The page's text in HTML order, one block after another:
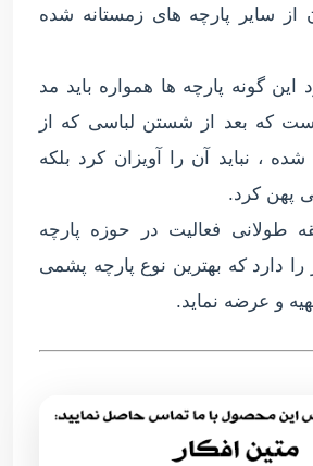
از سایر پارچه های زمستانه شده
این گونه پارچه ها همواره باید مد
که بعد از شستن لباسی که از
، نباید آن را آویزان کرد بلکه
پهن کرد.
طولانی فعالیت در حوزه پارچه
را دارد که بهترین نوع پارچه پشمی
و عرضه نماید.